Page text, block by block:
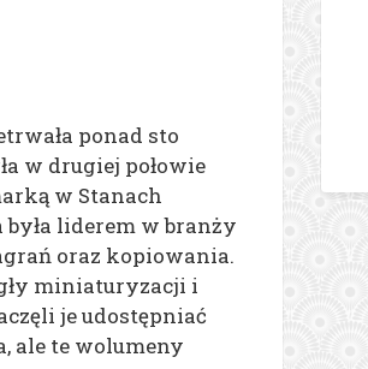
ponad sto
w drugiej połowie
w Stanach
była liderem w branży
oraz kopiowania.
miniaturyzacji i
je udostępniać
ale te wolumeny